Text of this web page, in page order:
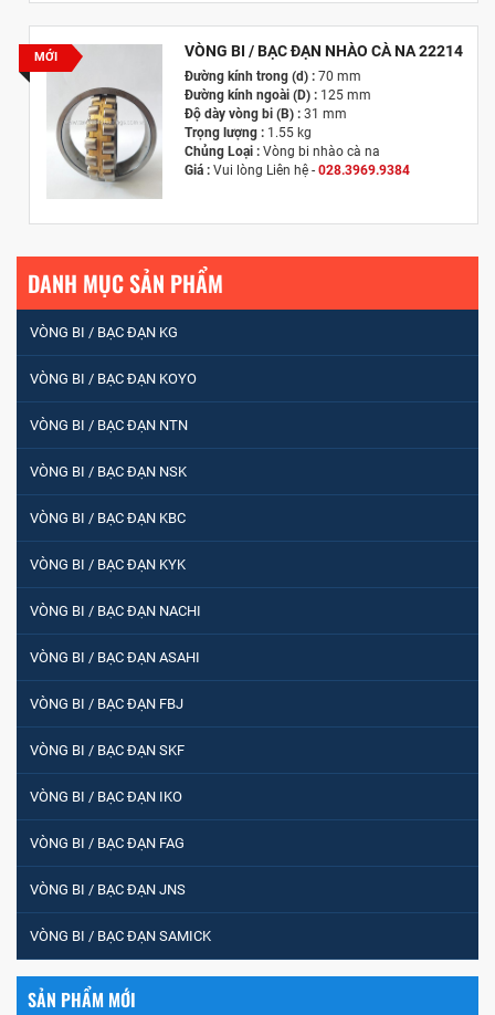
MỚI VÒNG BI / BẠC ĐẠN NHÀO CÀ NA 22214
Đường kính trong (d) :70 mm
Đường kính ngoài (D) :125 mm
Độ dày vòng bi (B) :31 mm
Trọng lượng : 1.55 kg
Chủng Loại : Vòng bi nhào cà na
Giá :Vui lòng Liên hệ - 028.3969.9384
DANH MỤC SẢN PHẨM
VÒNG BI / BẠC ĐẠN KG
VÒNG BI / BẠC ĐẠN KOYO
VÒNG BI / BẠC ĐẠN NTN
VÒNG BI / BẠC ĐẠN NSK
VÒNG BI / BẠC ĐẠN KBC
VÒNG BI / BẠC ĐẠN KYK
VÒNG BI / BẠC ĐẠN NACHI
VÒNG BI / BẠC ĐẠN ASAHI
VÒNG BI / BẠC ĐẠN FBJ
VÒNG BI / BẠC ĐẠN SKF
VÒNG BI / BẠC ĐẠN IKO
VÒNG BI / BẠC ĐẠN FAG
VÒNG BI / BẠC ĐẠN JNS
VÒNG BI / BẠC ĐẠN SAMICK
SẢN PHẨM MỚI